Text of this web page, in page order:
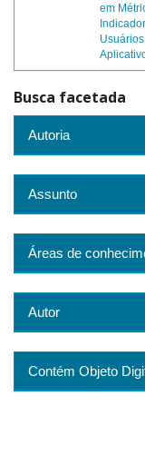
em
Busca facetada
Autoria
Assunto
Áreas de
Autor
Contém Objeto